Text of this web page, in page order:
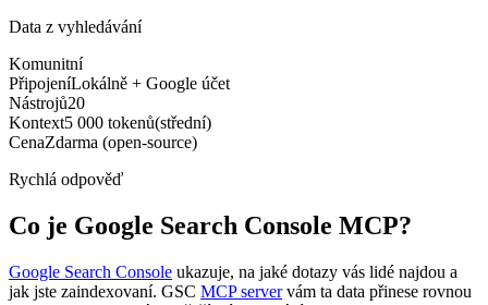
Data z vyhledávání
Komunitní
PřipojeníLokálně + Google účet
Nástrojů20
Kontext5 000 tokenů(střední)
CenaZdarma (open-source)
Rychlá odpověď
Co je Google Search Console MCP?
Google Search Console ukazuje, na jaké dotazy vás lidé najdou a
jak jste zaindexovaní. GSC MCP server vám ta data přinese rovnou